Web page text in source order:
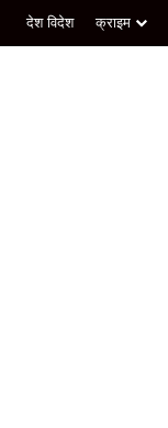
देश विदेश क्राइम